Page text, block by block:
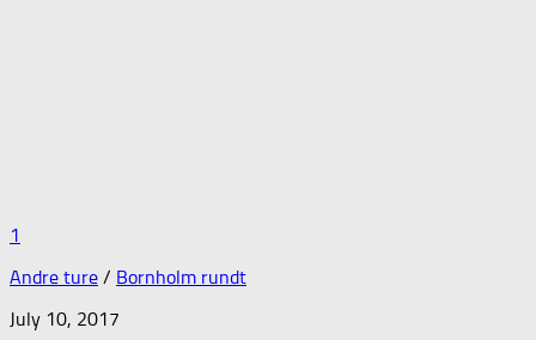
1
Andre ture / Bornholm rundt
July 10, 2017